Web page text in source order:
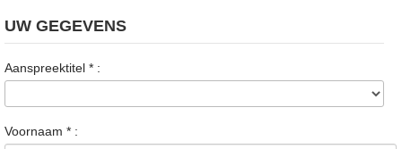
UW GEGEVENS
Aanspreektitel * :
Voornaam * :